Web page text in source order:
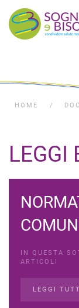
HOME
LEGGI
IN QUESTA
ARTICOLI
LEGGI